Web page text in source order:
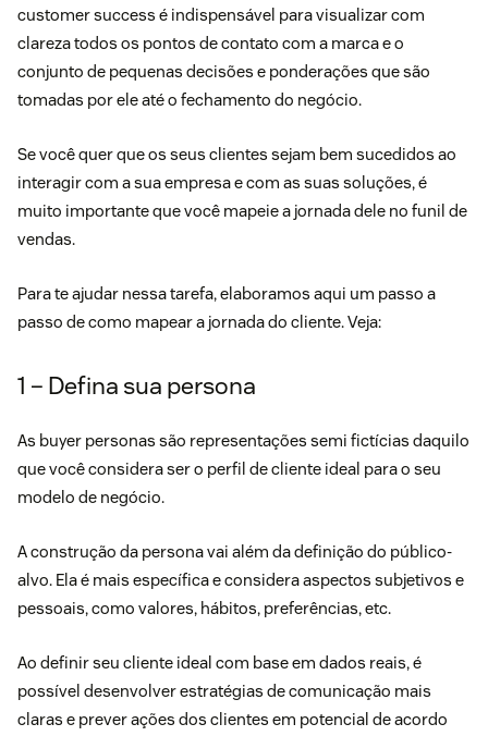
customer success é indispensável para visualizar com
clareza todos os pontos de contato com a marca e o
conjunto de pequenas decisões e ponderações que são
tomadas por ele até o fechamento do negócio.
Se você quer que os seus clientes sejam bem sucedidos ao
interagir com a sua empresa e com as suas soluções, é
muito importante que você mapeie a jornada dele no funil de
vendas.
Para te ajudar nessa tarefa, elaboramos aqui um passo a
passo de como mapear a jornada do cliente. Veja:
1 – Defina sua persona
As buyer personas são representações semi fictícias daquilo
que você considera ser o perfil de cliente ideal para o seu
modelo de negócio.
A construção da persona vai além da definição do público-
alvo. Ela é mais específica e considera aspectos subjetivos e
pessoais, como valores, hábitos, preferências, etc.
Ao definir seu cliente ideal com base em dados reais, é
possível desenvolver estratégias de comunicação mais
claras e prever ações dos clientes em potencial de acordo